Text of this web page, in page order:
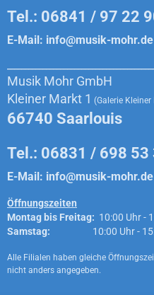
Tel.: 06841 / 97 22
E-Mail: info@musik-mohr.de
Musik Mohr GmbH
Kleiner Markt 1 (Galerie Kleiner
66740 Saarlouis
Tel.: 06831 / 698 53
E-Mail: info@musik-mohr.de
Öffnungszeiten
Montag bis Freitag: 10:00 Uhr -
Samstag: 10:00 Uhr -
Alle Filialen haben gleiche
nicht anders angegeben.